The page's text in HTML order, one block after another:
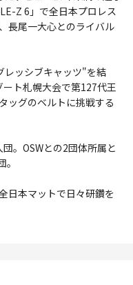
Z 6」で全日本プロレス
長尾一大心とのライバル
レッシブキャッツ"を結
ト札幌大会で第127代王
ッグのベルトに挑戦する
。OSWとの2団体所属と
日本マットで日々研鑽を